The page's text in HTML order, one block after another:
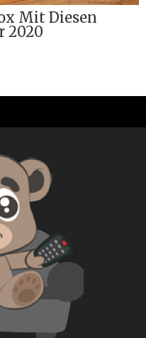
Mit Diesen
2020